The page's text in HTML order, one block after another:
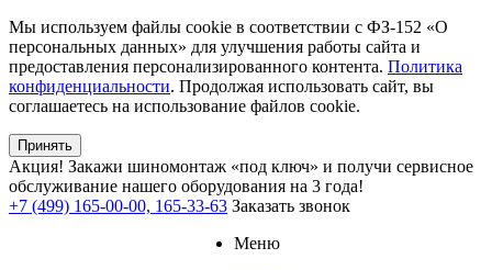
Мы используем файлы cookie в соответствии с ФЗ-152 «О
персональных данных» для улучшения работы сайта и
предоставления персонализированного контента. Политика
конфиденциальности. Продолжая использовать сайт, вы
соглашаетесь на использование файлов cookie.
Принять
Акция! Закажи шиномонтаж «под ключ» и получи сервисное
обслуживание нашего оборудования на 3 года!
+7 (499) 165-00-00, 165-33-63 Заказать звонок
Меню